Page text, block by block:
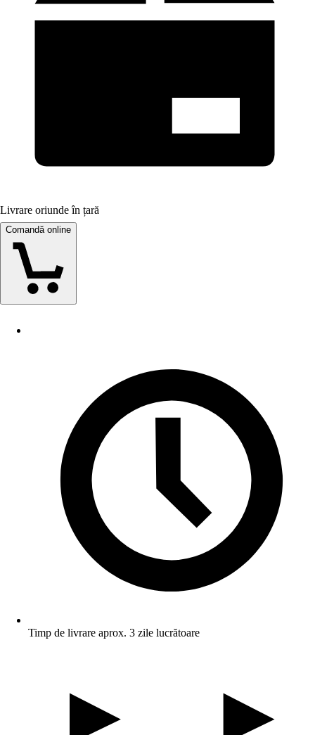
Livrare oriunde în țară
Comandă online
Timp de livrare aprox. 3 zile lucrătoare